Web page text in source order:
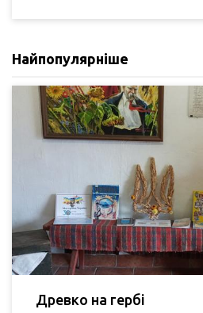
Найпопулярніше
Древко на гербі